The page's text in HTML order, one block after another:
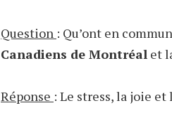
Question : Qu’ont en
Canadiens de Montréal et
Réponse : Le stress, la joie